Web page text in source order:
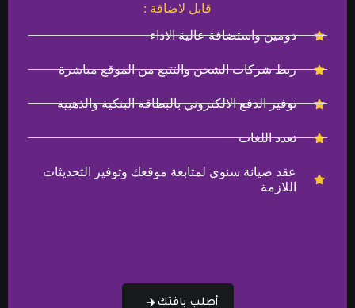
قابل لاضافة :
دومين واستضافة عالية الاداء
ربط شركات الشحن والتتبع من الموقع مباشرة
توفير الدفع الالكتروني بالبطاقة البنكية والذهبية
تعدد اللغات
عقد صيانة سنوي لمتابعة موقعك وتوفير التحديثات
اللازمة
أطلب باقتك